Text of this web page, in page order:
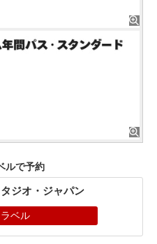
ルで予約
ジオ・ジャパン
ベル